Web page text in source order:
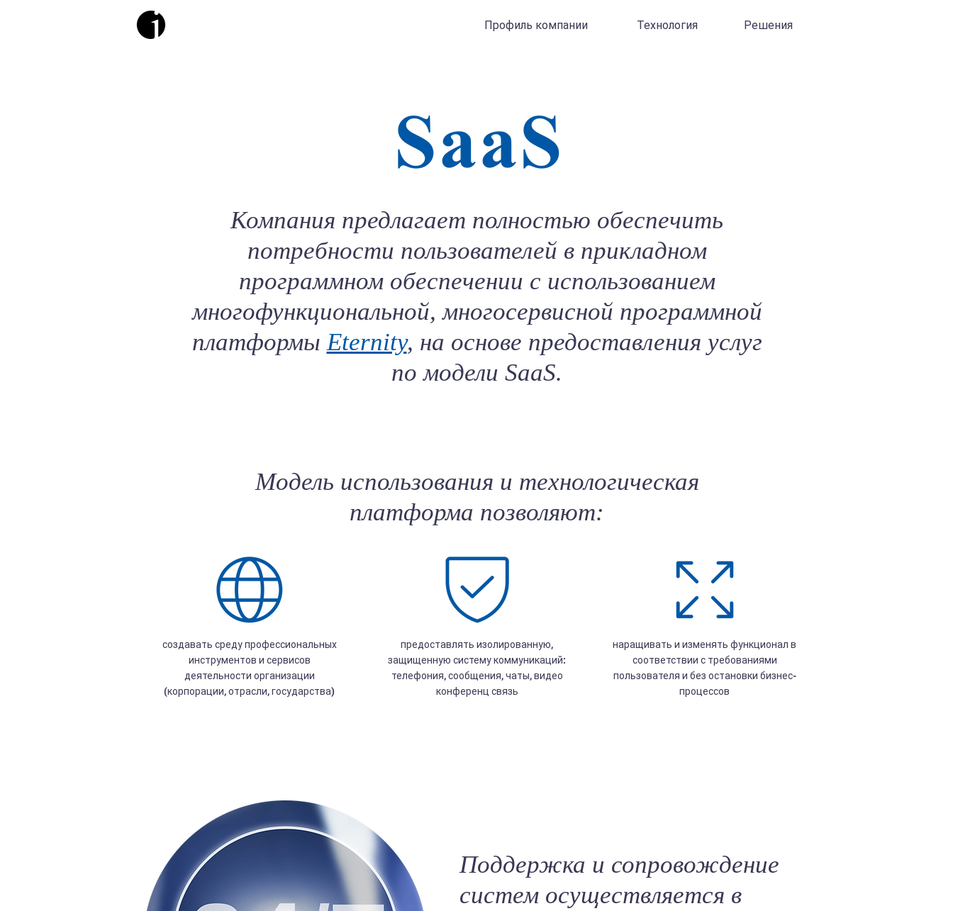
Технология Решения
Профиль компании
Компания предлагает полностью обеспечить
потребности пользователей в прикладном
программном обеспечении с использованием
многофункциональной, многосервисной программной
платформыEternity, на основе предоставления услуг
по модели SaaS.
Модель использования и технологическая
платформа позволяют:
создавать среду профессиональных
инструментов и сервисов
деятельности организации
(корпорации, отрасли, государства)
предоставлять изолированную,
защищенную систему коммуникаций:
телефония, сообщения, чаты, видео
конференц связь
наращивать и изменять функционал в
соответствии с требованиями
пользователя и без остановки бизнес-
процессов
Поддержка и сопровождение
систем осуществляется в